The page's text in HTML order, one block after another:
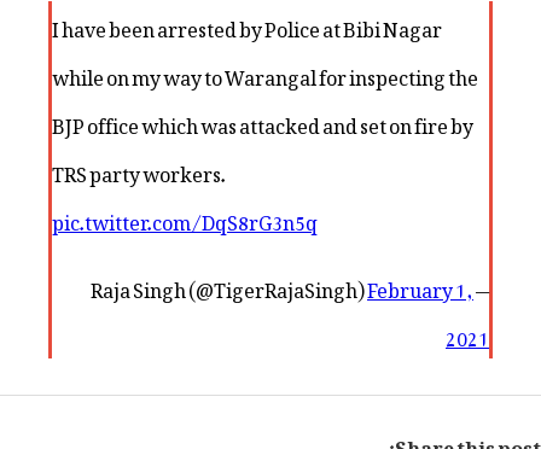
I have been arrested by Police at Bibi Nagar
while on my way to Warangal for inspecting the
BJP office which was attacked and set on fire by
TRS party workers.
pic.twitter.com/DqS8rG3n5q
— Raja Singh (@TigerRajaSingh)
February 1,
2021